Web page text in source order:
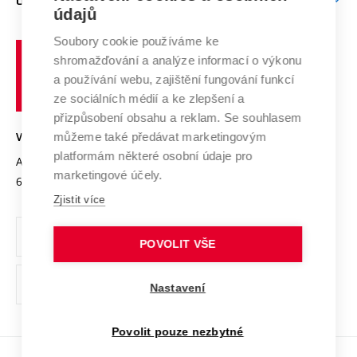
E-přihláška
Systém zajišťování kvality výzkumu
Výzkumné infrastruktury
Transfer znalostí
Open Science
Projekty
Projekty ze strukturálních fondů
Specifický výzkum
Zahraniční spolupráce
Spolupráce se školami
Služby univerzity
Mezinárodní dohody
Univerzitní sítě
Profil univerzity
Udržitelná univerzita
Podnikavá univerzita / ContriBUTe
Bezpečná univerzita
Vyznamenání
Organizační struktura
Ochrana osobních údajů
odkaz)
učení
technické
VYSOKÉ UČENÍ TECHNICKÉ V BRNĚ
Antonínská 548/1
602 00 Brno
www.vut.cz
vut@vutbr.cz
údajů
Soubory cookie používáme ke
shromažďování a analýze informací o výkonu
a používání webu, zajištění fungování funkcí
ze sociálních médií a ke zlepšení a
přizpůsobení obsahu a reklam. Se souhlasem
můžeme také předávat marketingovým
platformám některé osobní údaje pro
marketingové účely.
Zjistit více
POVOLIT VŠE
Nastavení
Povolit pouze nezbytné